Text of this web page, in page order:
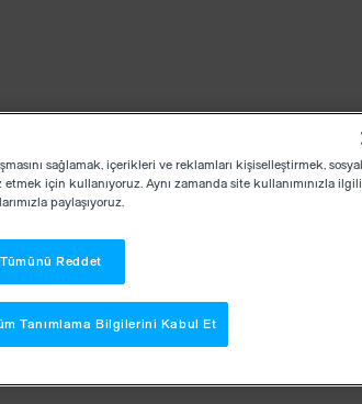
sağlamak, içerikleri ve reklamları kişiselleştirmek, sosyal
için kullanıyoruz. Aynı zamanda site kullanımınızla ilgili
paylaşıyoruz.
Tümünü Reddet
Tanımlama Bilgilerini Kabul Et